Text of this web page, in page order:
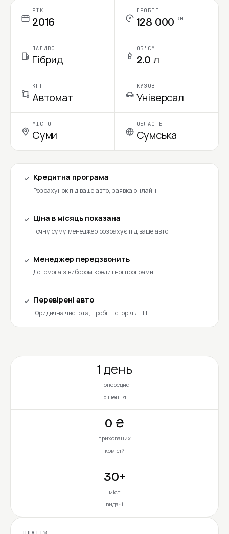
РІК
2016
ПРОБІГ
128 000 км
ПАЛИВО
Гібрид
ОБ'ЄМ
2.0 л
КПП
Автомат
КУЗОВ
Універсал
МІСТО
Суми
ОБЛАСТЬ
Сумська
Кредитна програма
Розрахунок під ваше авто, заявка онлайн
Ціна в місяць показана
Точну суму менеджер розрахує під ваше авто
Менеджер передзвонить
Допомога з вибором кредитної програми
Перевірені авто
Юридична чистота, пробіг, історія ДТП
1 день
попереднє
рішення
0 ₴
прихованих
комісій
30+
міст
видачі